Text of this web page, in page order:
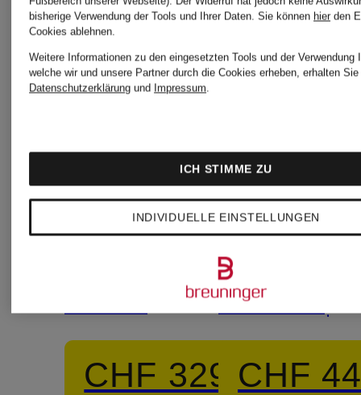
WOOLRICH
CHF 329 CHF
bisherige Verwendung der Tools und Ihrer Daten. Sie können hier den
Cookies ablehnen.
Weitere Informationen zu den eingesetzten Tools und der Verwendung
welche wir und unsere Partner durch die Cookies erheben, erhalten
Datenschutzerklärung und Impressum.
INDIVIDUELLE EINSTELLUNGEN
ICH STIMME ZU